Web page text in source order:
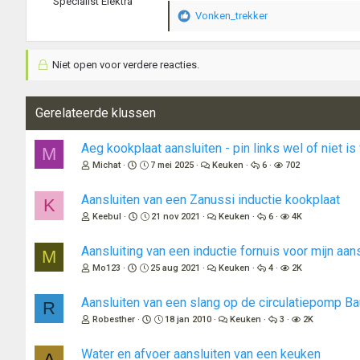
e
n
:
W
r
e
g
e
:
Vonken_trekker
Niet open voor verdere reacties.
Gerelateerde klussen
M Aeg kookplaat aansluiten - pin links wel of niet is
Michat 7 mei 2025 Keuken 6 702
K Aansluiten van een Zanussi inductie kookplaat
Keebul 21 nov 2021 Keuken 6 4K
M Aansluiting van een inductie fornuis voor mijn
Mo123 25 aug 2021 Keuken 4 2K
R Aansluiten van een slang op de circulatiepomp
Robesther 18 jan 2010 Keuken 3 2K
Water en afvoer aansluiten van een keuken